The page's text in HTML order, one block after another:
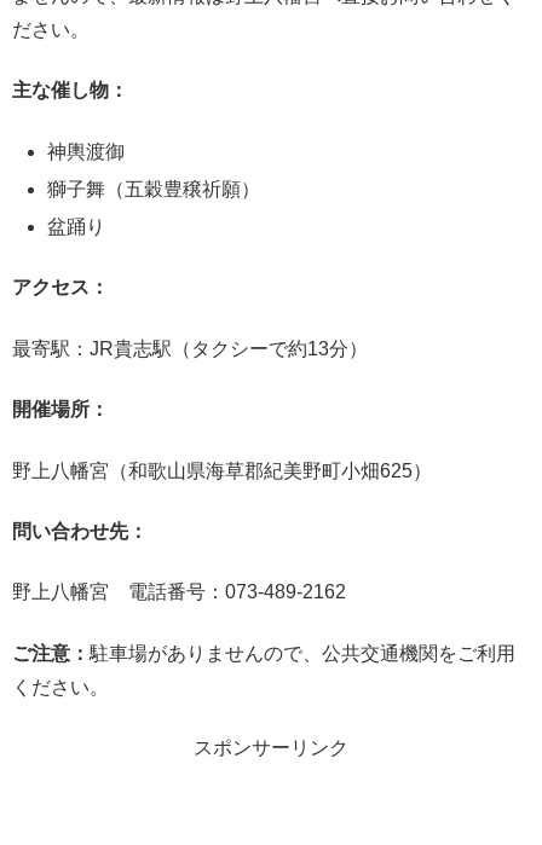
ださい。
主な催し物：
神輿渡御
獅子舞（五穀豊穣祈願）
盆踊り
アクセス：
最寄駅：JR貴志駅（タクシーで約13分）
開催場所：
野上八幡宮（和歌山県海草郡紀美野町小畑625）
問い合わせ先：
野上八幡宮 電話番号：073-489-2162
ご注意： 駐車場がありませんので、公共交通機関をご利用
ください。
スポンサーリンク